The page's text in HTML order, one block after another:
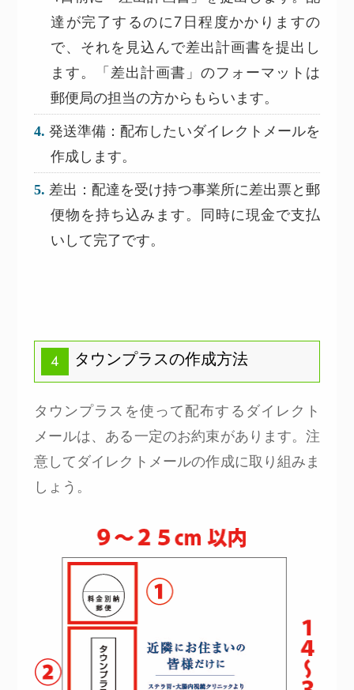
達が完了するのに7日程度かかりますの
で、それを見込んで差出計画書を提出し
ます。「差出計画書」のフォーマットは
郵便局の担当の方からもらいます。
発送準備：配布したいダイレクトメールを
作成します。
差出：配達を受け持つ事業所に差出票と郵
便物を持ち込みます。同時に現金で支払
いして完了です。
4 タウンプラスの作成方法
タウンプラスを使って配布するダイレクト
メールは、ある一定のお約束があります。注
意してダイレクトメールの作成に取り組みま
しょう。